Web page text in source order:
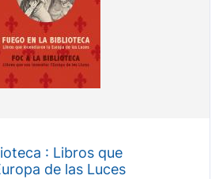
: Libros que
de las Luces